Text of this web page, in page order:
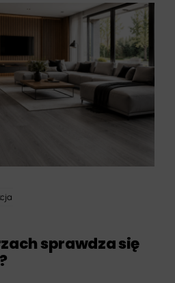
sprawdza się